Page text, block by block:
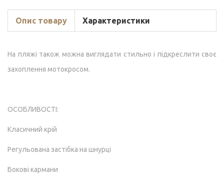
Опис товару Характеристики
На пляжі також можна виглядати стильно і підкреслити своє
захоплення мотокросом.
ОСОБЛИВОСТI:
Класичний крій
Регульована застібка на шнурцi
Боковi кармани